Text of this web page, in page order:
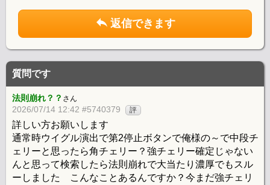
返信できます
質問です
法則崩れ？？ さん
2026/07/14 12:42 #5740379 評
詳しい方お願いします
通常時ウイグル演出で第2停止ボタンで俺様の～で中段チ
ェリーと思ったら角チェリー？強チェリー確定じゃない
んと思って検索したら法則崩れで大当たり濃厚でもスル
ーしました こんなことあるんですか？今まだ強チェリ